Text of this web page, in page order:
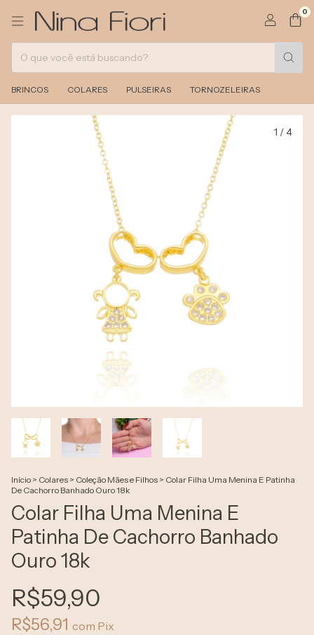
0
BRINCOS COLARES PULSEIRAS TORNOZELEIRAS
1 /4
Início > Colares > Coleção Mães e Filhos > Colar Filha Uma Menina E Patinha
De Cachorro Banhado Ouro 18k
Colar Filha Uma Menina E
Patinha De Cachorro Banhado
Ouro 18k
R$59,90
R$56,91 com Pix